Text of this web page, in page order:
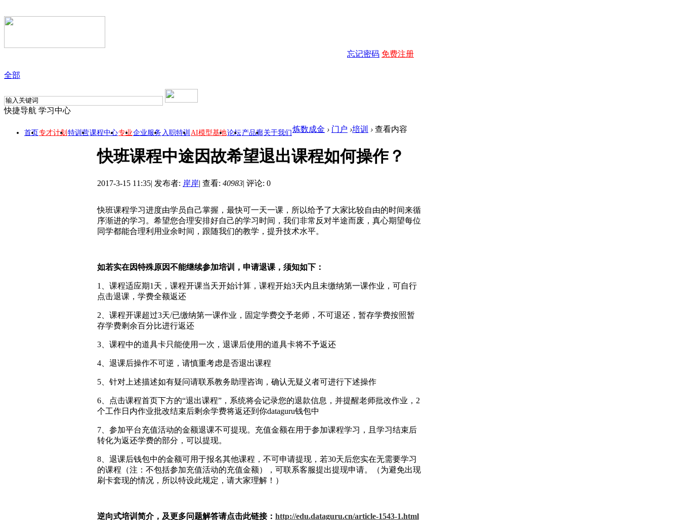
忘记密码 免费注册
全部
快捷导航 学习中心
首页专才计划 特训营课程中心专业企业服务 入职特训 AI模型基地论坛产品廊关于我们炼数成金 › 门户 ›培训 › 查看内容
快班课程中途因故希望退出课程如何操作？
2017-3-15 11:35| 发布者: 岸岸| 查看: 40983| 评论: 0
快班课程学习进度由学员自己掌握，最快可一天一课，所以给予了大家比较自由的时间来循
序渐进的学习。希望您合理安排好自己的学习时间，我们非常反对半途而废，真心期望每位
同学都能合理利用业余时间，跟随我们的教学，提升技术水平。
如若实在因特殊原因不能继续参加培训，申请退课，须知如下：
1、课程适应期1天，课程开课当天开始计算，课程开始3天内且未缴纳第一课作业，可自行
点击退课，学费全额返还
2、课程开课超过3天/已缴纳第一课作业，固定学费交予老师，不可退还，暂存学费按照暂
存学费剩余百分比进行返还
3、课程中的道具卡只能使用一次，退课后使用的道具卡将不予返还
4、退课后操作不可逆，请慎重考虑是否退出课程
5、针对上述描述如有疑问请联系教务助理咨询，确认无疑义者可进行下述操作
6、点击课程首页下方的“退出课程”，系统将会记录您的退款信息，并提醒老师批改作业，2
个工作日内作业批改结束后剩余学费将返还到你dataguru钱包中
7、参加平台充值活动的金额退课不可提现。充值金额在用于参加课程学习，且学习结束后
转化为返还学费的部分，可以提现。
8、退课后钱包中的金额可用于报名其他课程，不可申请提现，若30天后您实在无需要学习
的课程（注：不包括参加充值活动的充值金额），可联系客服提出提现申请。（为避免出现
刷卡套现的情况，所以特设此规定，请大家理解！）
逆向式培训简介，及更多问题解答请点击此链接： http://edu.dataguru.cn/article-1543-1.html